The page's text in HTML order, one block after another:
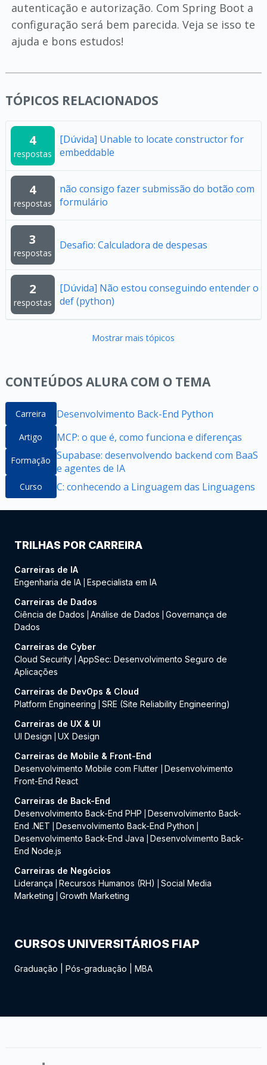
autenticação e autorização. Com Spring Boot a
configuração será bem parecida. Veja se isso te
ajuda e bons estudos!
TÓPICOS RELACIONADOS
4
respostas
[Dúvida] Unable to locate constructor for
embeddable
4
respostas
não consigo fazer submissão do botão com
formulário
3
respostas
Desafio: Calculadora de despesas
2
respostas
[Dúvida] Não estou conseguindo entender o
def (python)
Mostrar mais tópicos
CONTEÚDOS ALURA COM O TEMA
Carreira Desenvolvimento Back-End Python
Artigo MCP: o que é, como funciona e diferenças
Formação Supabase: desenvolvendo backend com BaaS
e agentes de IA
Curso C: conhecendo a Linguagem das Linguagens
TRILHAS POR CARREIRA
Carreiras de IA
Engenharia de IA Especialista em IA
Carreiras de Dados
Ciência de Dados
Análise de Dados
Governança de
Dados
Carreiras de Cyber
Cloud Security AppSec: Desenvolvimento Seguro de
Aplicações
Carreiras de DevOps & Cloud
Platform Engineering
SRE (Site Reliability Engineering)
Carreiras de UX & UI
UI Design
UX Design
Carreiras de Mobile & Front-End
Desenvolvimento Mobile com Flutter
Desenvolvimento
Front-End React
Carreiras de Back-End
Desenvolvimento Back-End PHP
Desenvolvimento Back-
End .NET
Desenvolvimento Back-End Python
Desenvolvimento Back-End Java
Desenvolvimento Back-
End Node.js
Carreiras de Negócios
Liderança
Recursos Humanos (RH)
Social Media
Marketing
Growth Marketing
CURSOS UNIVERSITÁRIOS FIAP
Graduação Pós-graduação MBA